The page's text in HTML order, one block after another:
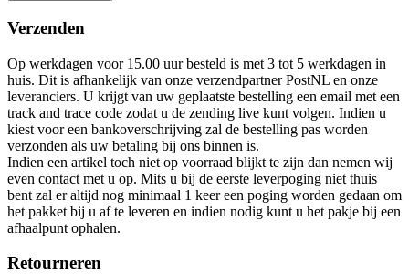
Verzenden
Op werkdagen voor 15.00 uur besteld is met 3 tot 5 werkdagen in
huis. Dit is afhankelijk van onze verzendpartner PostNL en onze
leveranciers. U krijgt van uw geplaatste bestelling een email met een
track and trace code zodat u de zending live kunt volgen. Indien u
kiest voor een bankoverschrijving zal de bestelling pas worden
verzonden als uw betaling bij ons binnen is.
Indien een artikel toch niet op voorraad blijkt te zijn dan nemen wij
even contact met u op. Mits u bij de eerste leverpoging niet thuis
bent zal er altijd nog minimaal 1 keer een poging worden gedaan om
het pakket bij u af te leveren en indien nodig kunt u het pakje bij een
afhaalpunt ophalen.
Retourneren